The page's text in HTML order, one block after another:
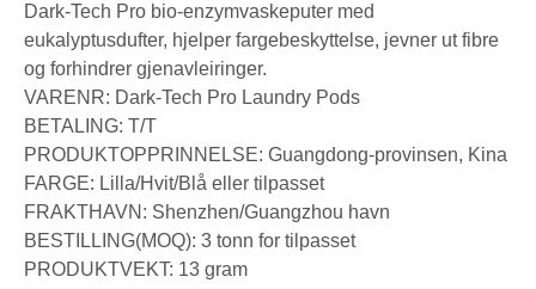
Dark-Tech Pro bio-enzymvaskeputer med
eukalyptusdufter, hjelper fargebeskyttelse, jevner ut fibre
og forhindrer gjenavleiringer.
VARENR: Dark-Tech Pro Laundry Pods
BETALING: T/T
PRODUKTOPPRINNELSE: Guangdong-provinsen, Kina
FARGE: Lilla/Hvit/Blå eller tilpasset
FRAKTHAVN: Shenzhen/Guangzhou havn
BESTILLING(MOQ): 3 tonn for tilpasset
PRODUKTVEKT: 13 gram